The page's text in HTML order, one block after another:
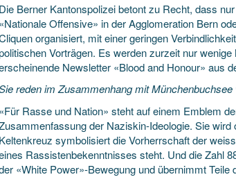
Die Berner Kantonspolizei betont zu Recht, dass
«Nationale Offensive» in der Agglomeration Bern
organisiert, mit einer geringen
Vorträgen. Es werden zurzeit nur
Newsletter «Blood and Honour» aus
reden im Zusammenhang mit
«Für Rasse und Nation» steht auf einem Emblem
der Naziskin-Ideologie. Sie
Keltenkreuz symbolisiert die Vorherrschaft der
Rassistenbekenntnisses steht. Und die Zahl
«White Power»-Bewegung und übernimmt Teile